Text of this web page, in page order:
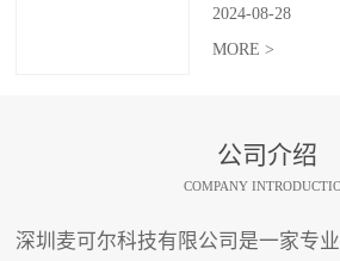
2024-08-28
MORE >
公司介绍
COMPANY
深圳麦可尔科技有限公司是一家专